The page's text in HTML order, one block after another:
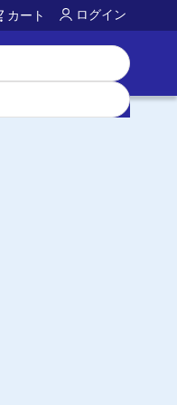
カート ログイン